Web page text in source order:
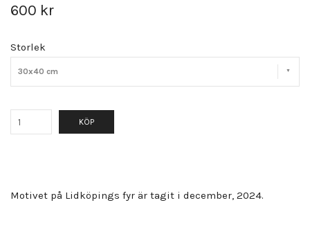
600 kr
Storlek
30x40 cm
KÖP
Motivet på Lidköpings fyr är tagit i december, 2024.